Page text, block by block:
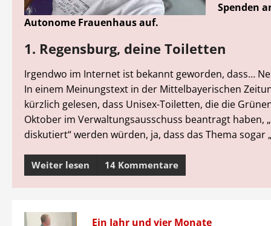
Spenden
Autonome Frauenhaus auf.
1. Regensburg, deine Toiletten
Irgendwo im Internet ist bekannt geworden, dass…
In einem Meinungstext in der Mittelbayerischen
kürzlich gelesen, dass Unisex-Toiletten, die die
Oktober im Verwaltungsausschuss beantragt haben,
diskutiert“ werden würden, ja, dass das Thema sogar
Weiter lesen 14 Kommentare
Ein Jahr und vier Monate